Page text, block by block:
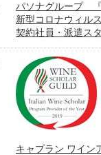
パソナグループ
新型コロナウィル
契約社員・派遣ス
キャプラン ワイ